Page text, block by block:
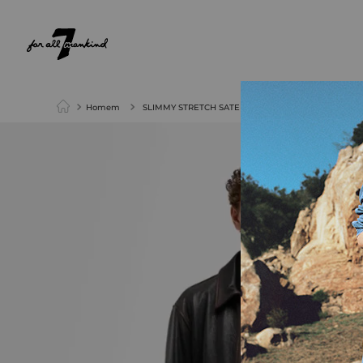
Homem SLIMMY STRETCH SATEEN COFFEE BEAN